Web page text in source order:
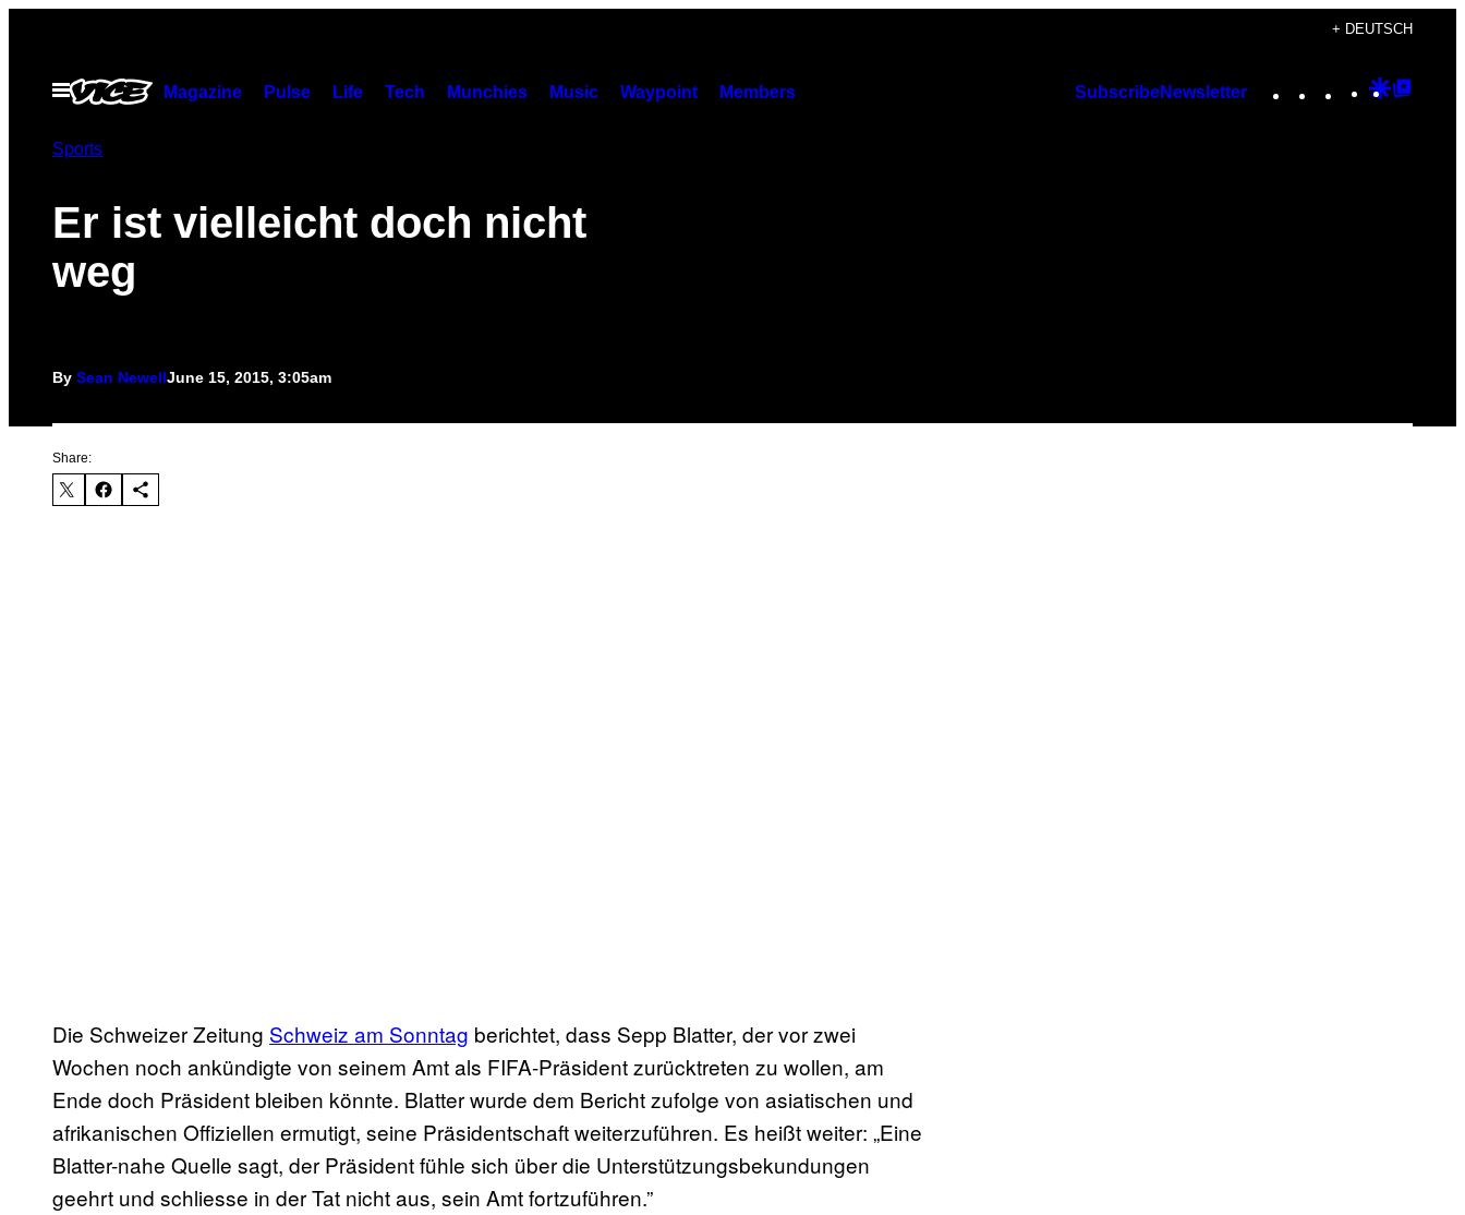
content
+ DEUTSCH
Open
Menu
Magazine Pulse Life Tech Munchies Music Waypoint Members SubscribeNewsletter Instagram
TikTok
YouTube
Google
Sports
Er ist vielleicht doch nicht
weg
By Sean NewellJune 15, 2015, 3:05am
Share:
Die Schweizer Zeitung Schweiz am Sonntag berichtet, dass Sepp Blatter, der vor zwei
Wochen noch ankündigte von seinem Amt als FIFA-Präsident zurücktreten zu wollen, am
Ende doch Präsident bleiben könnte. Blatter wurde dem Bericht zufolge von asiatischen und
afrikanischen Offiziellen ermutigt, seine Präsidentschaft weiterzuführen. Es heißt weiter: „Eine
Blatter-nahe Quelle sagt, der Präsident fühle sich über die Unterstützungsbekundungen
geehrt und schliesse in der Tat nicht aus, sein Amt fortzuführen.”